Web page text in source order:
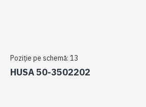
Poziție pe schemă: 13
HUSA 50-3502202